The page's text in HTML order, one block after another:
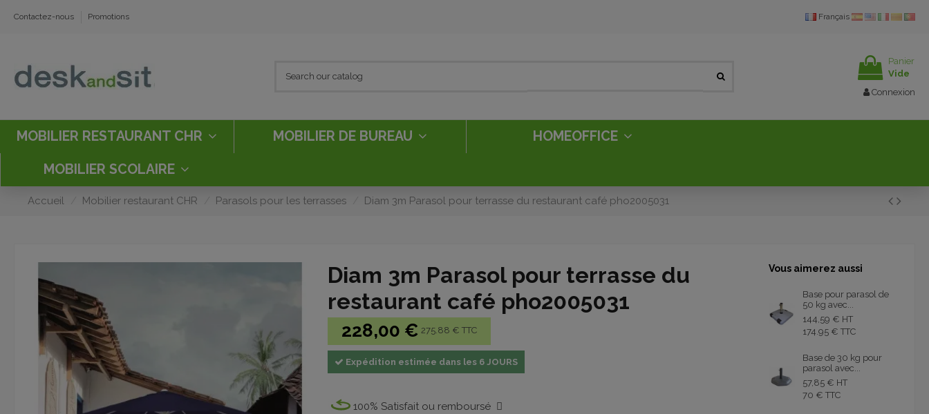
Contactez-nous Promotions Français
Panier
Vide
Connexion
MOBILIER RESTAURANT CHR MOBILIER DE BUREAU HOMEOFFICE
MOBILIER SCOLAIRE
Accueil Mobilier restaurant CHR Parasols pour les terrasses Diam 3m Parasol pour terrasse du restaurant café pho2005031
Diam 3m Parasol pour terrasse du
restaurant café pho2005031
228,00 € 275.88 € TTC
Expédition estimée dans les 6 JOURS
100% Satisfait ou remboursé
Vous aimerez aussi
Base pour parasol de
50 kg avec...
144,59 € HT
174.95 € TTC
Base de 30 kg pour
parasol avec...
57,85 € HT
70 € TTC